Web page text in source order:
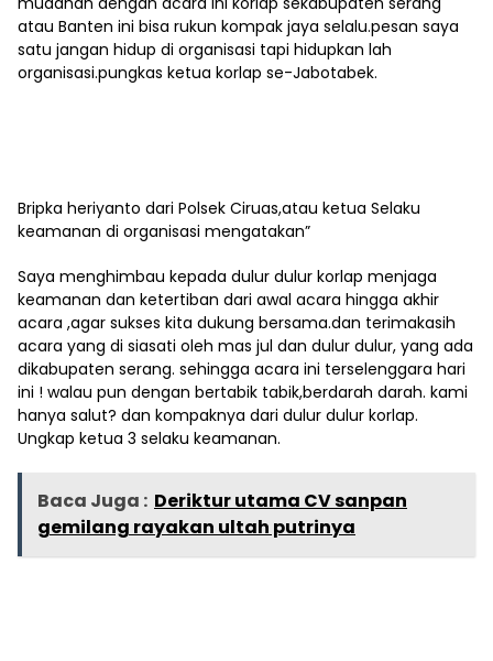
atau Banten ini bisa rukun kompak jaya selalu.pesan saya
satu jangan hidup di organisasi tapi hidupkan lah
organisasi.pungkas ketua korlap se-Jabotabek.
Bripka heriyanto dari Polsek Ciruas,atau ketua Selaku
keamanan di organisasi mengatakan”
Saya menghimbau kepada dulur dulur korlap menjaga
keamanan dan ketertiban dari awal acara hingga akhir
acara ,agar sukses kita dukung bersama.dan terimakasih
acara yang di siasati oleh mas jul dan dulur dulur, yang ada
dikabupaten serang. sehingga acara ini terselenggara hari
ini ! walau pun dengan bertabik tabik,berdarah darah. kami
hanya salut? dan kompaknya dari dulur dulur korlap.
Ungkap ketua 3 selaku keamanan.
Baca Juga : Deriktur utama CV sanpan
gemilang rayakan ultah putrinya